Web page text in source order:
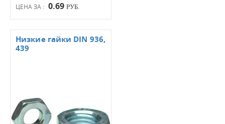
ЦЕНА ЗА : 0.69 РУБ.
Низкие гайки DIN 936,
439